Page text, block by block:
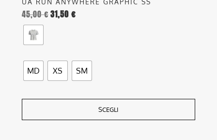
UA RUN ANYWHERE GRAPHIC SS
45,00€31,50 €
MD XS SM
SCEGLI